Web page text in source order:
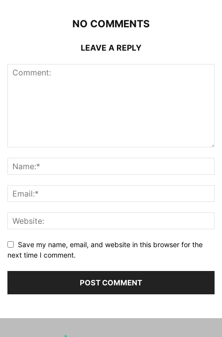
NO COMMENTS
LEAVE A REPLY
Save my name, email, and website in this browser for the
next time I comment.